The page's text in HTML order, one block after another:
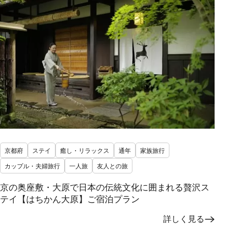
京都府 ステイ 癒し・リラックス 通年
家族旅行
カップル・夫婦旅行
一人旅 友人との旅
京の奥座敷・大原で日本の伝統文化に囲まれる贅沢ス
テイ【はちかん大原】ご宿泊プラン
詳しく見る